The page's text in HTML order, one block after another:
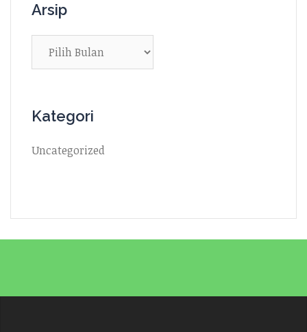
Arsip
Arsip
Kategori
Uncategorized